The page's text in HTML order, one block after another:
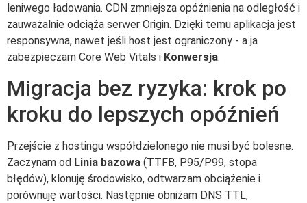
leniwego ładowania. CDN zmniejsza opóźnienia na odległość i
zauważalnie odciąża serwer Origin. Dzięki temu aplikacja jest
responsywna, nawet jeśli host jest ograniczony - a ja
zabezpieczam Core Web Vitals i Konwersja.
Migracja bez ryzyka: krok po
kroku do lepszych opóźnień
Przejście z hostingu współdzielonego nie musi być bolesne.
Zaczynam od Linia bazowa (TTFB, P95/P99, stopa
błędów), klonuję środowisko, odtwarzam obciążenie i
porównuję wartości. Następnie obniżam DNS TTL,